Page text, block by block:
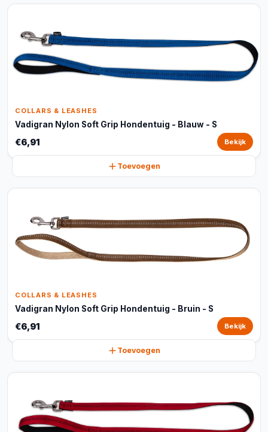
COLLARS & LEASHES
Vadigran Nylon Soft Grip Hondentuig - Blauw - S
€6,91 Bekijk
Toevoegen
COLLARS & LEASHES
Vadigran Nylon Soft Grip Hondentuig - Bruin - S
€6,91 Bekijk
Toevoegen